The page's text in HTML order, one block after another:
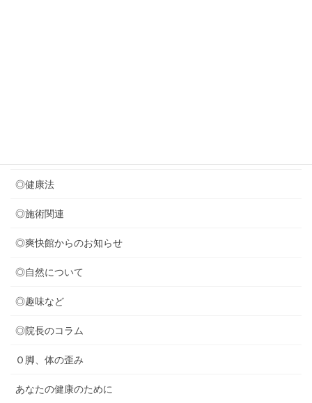
◎健康法
◎施術関連
◎爽快館からのお知らせ
◎自然について
◎趣味など
◎院長のコラム
Ｏ脚、体の歪み
あなたの健康のために